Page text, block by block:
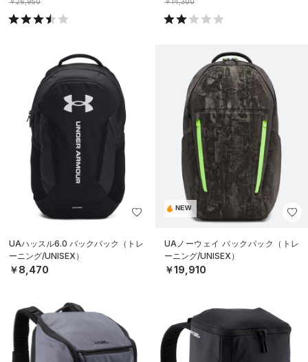
UAハッスル6.0 バックパック（トレ
ーニング/UNISEX）
￥8,470
NEW
UAノーウェイ バックパック（トレ
ーニング/UNISEX）
￥19,910